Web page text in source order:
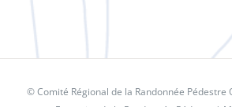
© Comité Régional de la Randonnée Pédestre